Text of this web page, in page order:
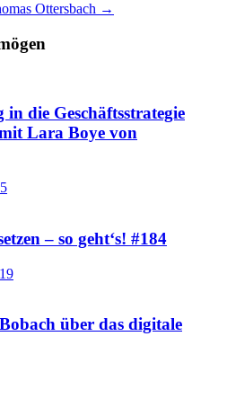
Ottersbach →
die Geschäftsstrategie
Lara Boye von
– so geht‘s! #184
über das digitale